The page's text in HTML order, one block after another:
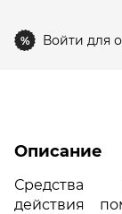
% Войти для
Описание
Средства
действия